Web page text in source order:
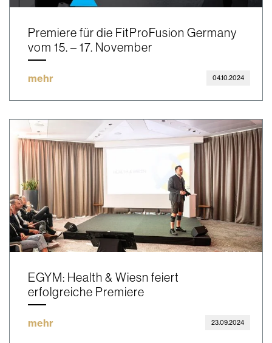
Premiere für die FitProFusion Germany
vom 15. – 17. November
mehr 04.10.2024
EGYM: Health & Wiesn feiert
erfolgreiche Premiere
mehr 23.09.2024